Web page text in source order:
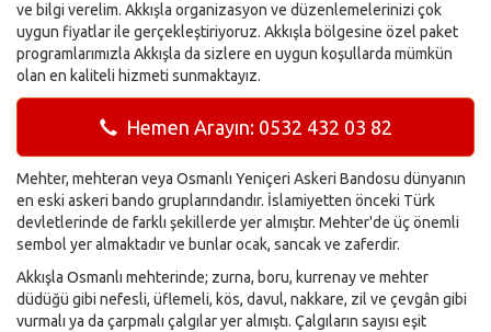
ve bilgi verelim. Akkışla organizasyon ve düzenlemelerinizi çok
uygun fiyatlar ile gerçekleştiriyoruz. Akkışla bölgesine özel paket
programlarımızla Akkışla da sizlere en uygun koşullarda mümkün
olan en kaliteli hizmeti sunmaktayız.
Hemen Arayın: 0532 432 03 82
Mehter, mehteran veya Osmanlı Yeniçeri Askeri Bandosu dünyanın
en eski askeri bando gruplarındandır. İslamiyetten önceki Türk
devletlerinde de farklı şekillerde yer almıştır. Mehter'de üç önemli
sembol yer almaktadır ve bunlar ocak, sancak ve zaferdir.
Akkışla Osmanlı mehterinde; zurna, boru, kurrenay ve mehter
düdüğü gibi nefesli, üflemeli, kös, davul, nakkare, zil ve çevgân gibi
vurmalı ya da çarpmalı çalgılar yer almıştı. Çalgıların sayısı eşit